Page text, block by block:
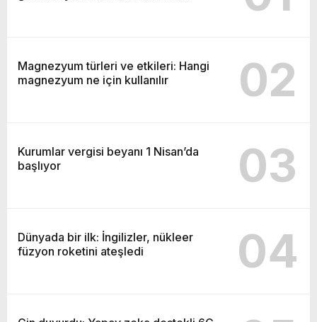
Magnezyum türleri ve etkileri: Hangi
magnezyum ne için kullanılır
02
Kurumlar vergisi beyanı 1 Nisan’da
başlıyor
03
Dünyada bir ilk: İngilizler, nükleer
füzyon roketini ateşledi
04